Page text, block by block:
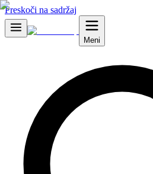
Preskoči na sadržaj
Meni